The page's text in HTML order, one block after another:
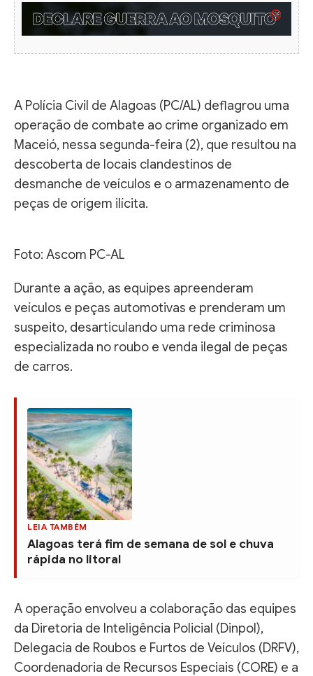
A Polícia Civil de Alagoas (PC/AL) deflagrou uma
operação de combate ao crime organizado em
Maceió, nessa segunda-feira (2), que resultou na
descoberta de locais clandestinos de
desmanche de veículos e o armazenamento de
peças de origem ilícita.
Foto: Ascom PC-AL
Durante a ação, as equipes apreenderam
veículos e peças automotivas e prenderam um
suspeito, desarticulando uma rede criminosa
especializada no roubo e venda ilegal de peças
de carros.
LEIA TAMBÉM
Alagoas terá fim de semana de sol e chuva
rápida no litoral
A operação envolveu a colaboração das equipes
da Diretoria de Inteligência Policial (Dinpol),
Delegacia de Roubos e Furtos de Veículos (DRFV),
Coordenadoria de Recursos Especiais (CORE) e a